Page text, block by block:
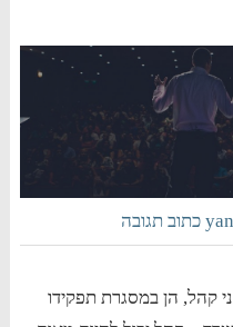
כתוב תגובה
קהל, הן במסגרת תפקידו